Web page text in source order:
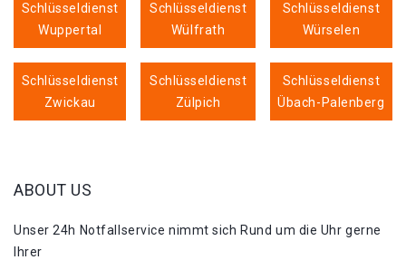
Schlüsseldienst
Wuppertal
Schlüsseldienst
Wülfrath
Schlüsseldienst
Würselen
Schlüsseldienst
Zwickau
Schlüsseldienst
Zülpich
Schlüsseldienst
Übach-Palenberg
ABOUT US
Unser 24h Notfallservice nimmt sich Rund um die Uhr gerne
Ihrer